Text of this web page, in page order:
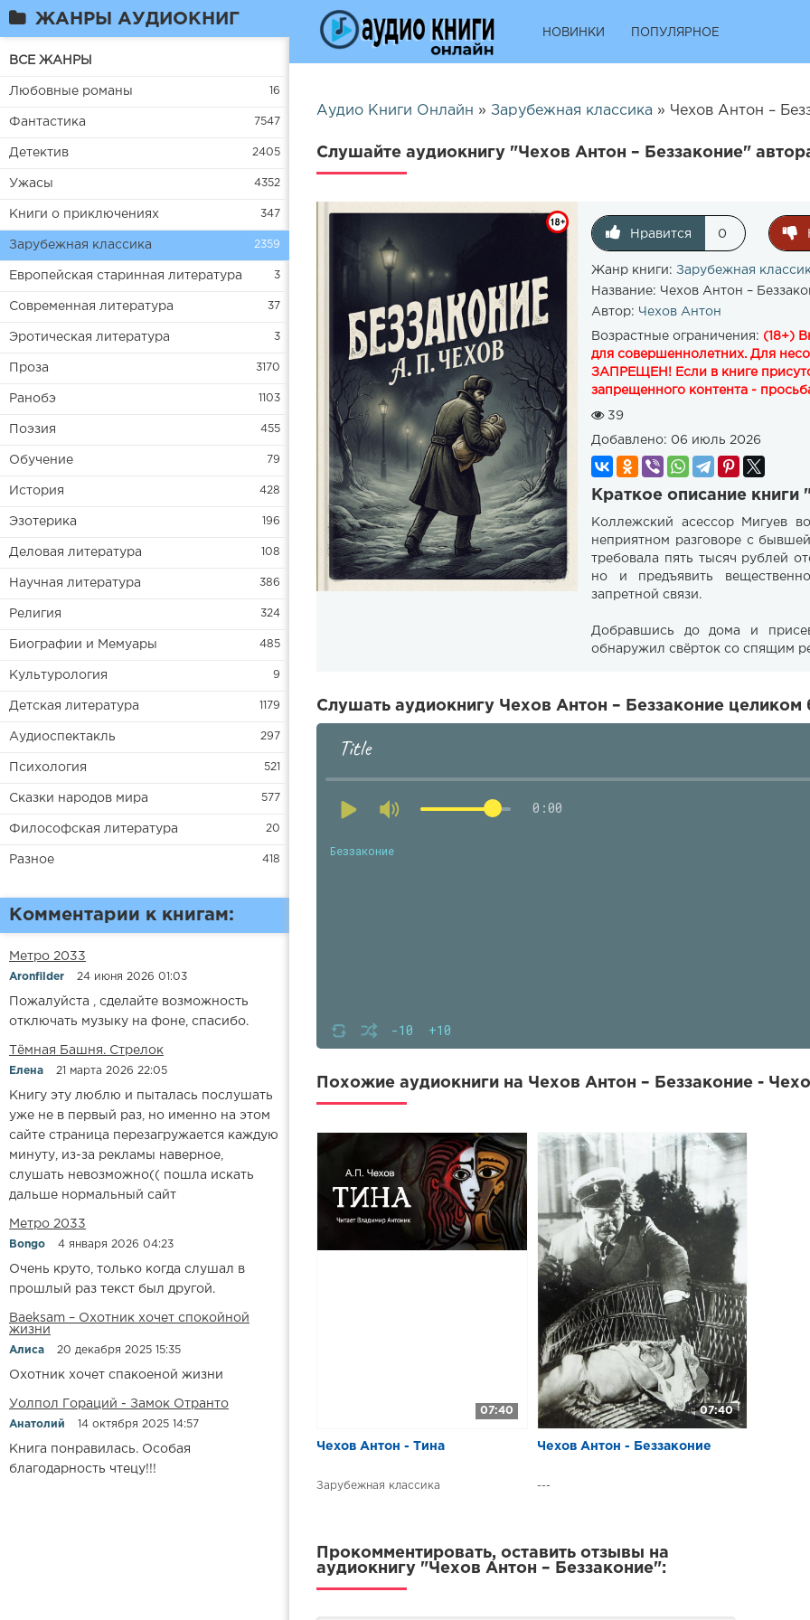
ЖАНРЫ АУДИОКНИГ
ВСЕ ЖАНРЫ
Любовные романы 16
Фантастика 7547
Детектив 2405
Ужасы 4352
Книги о приключениях 347
Зарубежная классика 2359
Европейская старинная литература 3
Современная литература 37
Эротическая литература 3
Проза 3170
Ранобэ 1103
Поэзия 455
Обучение 79
История 428
Эзотерика 196
Деловая литература 108
Научная литература 386
Религия 324
Биографии и Мемуары 485
Культурология 9
Детская литература 1179
Аудиоспектакль 297
Психология 521
Сказки народов мира 577
Философская литература 20
Разное 418
Комментарии к книгам:
Метро 2033
Aronfilder 24 июня 2026 01:03
Пожалуйста , сделайте возможность
отключать музыку на фоне, спасибо.
​​Тёмная Башня. Стрелок
Елена 21 марта 2026 22:05
Книгу эту люблю и пыталась послушать
уже не в первый раз, но именно на этом
сайте страница перезагружается каждую
минуту, из-за рекламы наверное,
слушать невозможно(( пошла искать
дальше нормальный сайт
Метро 2033
Bongo 4 января 2026 04:23
Очень круто, только когда слушал в
прошлый раз текст был другой.
Baeksam – Охотник хочет спокойной
жизни
Алиса 20 декабря 2025 15:35
Охотник хочет спакоеной жизни
Уолпол Гораций - Замок Отранто
Анатолий 14 октября 2025 14:57
Книга понравилась. Особая
благодарность чтецу!!!
НОВИНКИ ПОПУЛЯРНОЕ
Аудио Книги Онлайн » Зарубежная классика » Чехов Антон –
Слушайте аудиокнигу "Чехов Антон – Беззаконие"
Нравится 0
Жанр книги:Зарубежная
Название: Чехов Антон –
Автор: Чехов Антон
Возрастные ограничения: (18+)
для совершеннолетних. Для
ЗАПРЕЩЕН! Если в книге
запрещенного контента -
39
Добавлено: 06 июль 2026
Краткое описание
Коллежский асессор Мигуев
неприятном разговоре с
требовала пять тысяч рублей
но и предъявить
запретной связи.
Добравшись до дома и
обнаружил свёрток со спящим
Слушать аудиокнигу Чехов Антон – Беззаконие
Title
0:00
-10 +10
Беззаконие
Похожие аудиокниги на Чехов Антон – Беззаконие -
07:40
Чехов Антон - Тина
Зарубежная классика
07:40
Чехов Антон - Беззаконие
---
Прокомментировать, оставить отзывы на
аудиокнигу "Чехов Антон – Беззаконие":